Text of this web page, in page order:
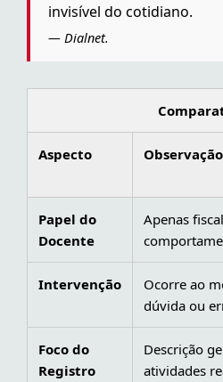
invisível do cotidiano.
— Dialnet.
Aspecto
Papel do
Docente
Apenas
Intervenção
Ocorre ao
dúvida ou
Foco do
Registro
Descrição
atividades